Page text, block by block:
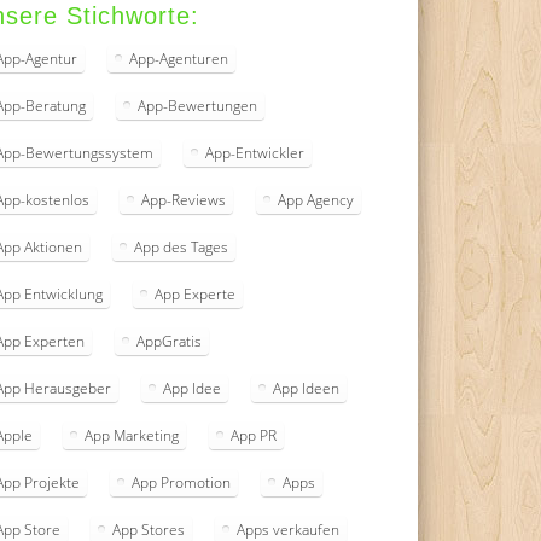
Stichworte:
Agentur App-Agenturen
Beratung App-Bewertungen
Bewertungssystem App-Entwickler
kostenlos App-Reviews App Agency
Aktionen App des Tages
Entwicklung App Experte
Experten AppGratis
Herausgeber App Idee App Ideen
App Marketing App PR
Projekte App Promotion Apps
Store App Stores Apps verkaufen